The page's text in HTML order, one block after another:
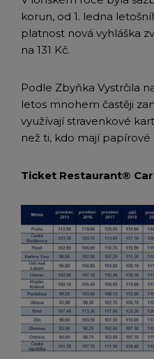
korun, od 1. ledna
platnost nová vyhláška
na 131 Kč.
Podle Zbyňka Vystrčila
letos mnohem častěji
využívají stravenkové
než ti, kdo mají papírové
Ticket Restaurant®